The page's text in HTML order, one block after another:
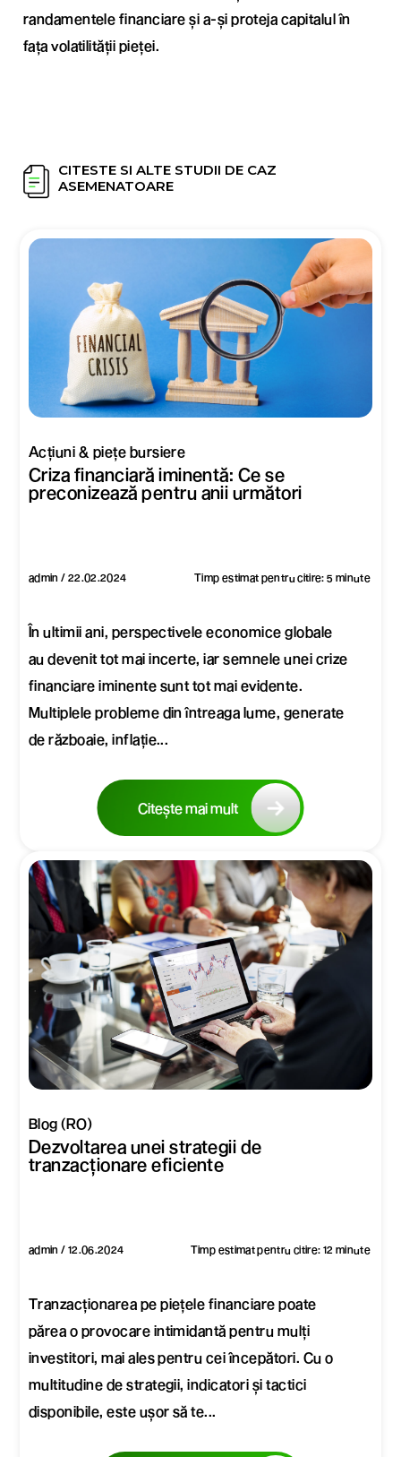
randamentele financiare și a-și proteja capitalul în
fața volatilității pieței.
CITESTE SI ALTE STUDII DE CAZ
ASEMENATOARE
Acțiuni & piețe bursiere
Criza financiară iminentă: Ce se
preconizează pentru anii următori
admin / 22.02.2024 Timp estimat pentru citire: 5 minute
În ultimii ani, perspectivele economice globale
au devenit tot mai incerte, iar semnele unei crize
financiare iminente sunt tot mai evidente.
Multiplele probleme din întreaga lume, generate
de războaie, inflație...
Citește mai mult
Blog (RO)
Dezvoltarea unei strategii de
tranzacționare eficiente
admin / 12.06.2024 Timp estimat pentru citire: 12 minute
Tranzacționarea pe piețele financiare poate
părea o provocare intimidantă pentru mulți
investitori, mai ales pentru cei începători. Cu o
multitudine de strategii, indicatori și tactici
disponibile, este ușor să te...